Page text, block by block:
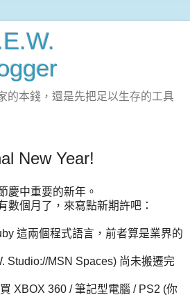
的本錢，還是先把足以生存的工具
New Year!
慶中重要的新年。
數個月了，來寫點新期許吧：
這兩個程式語言，前者算是業界的
Studio://MSN Spaces) 尚未搬遷完
XBOX 360 / 筆記型電腦 / PS2 (你